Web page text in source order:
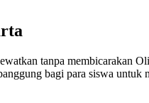
tanpa membicarakan
bagi para siswa